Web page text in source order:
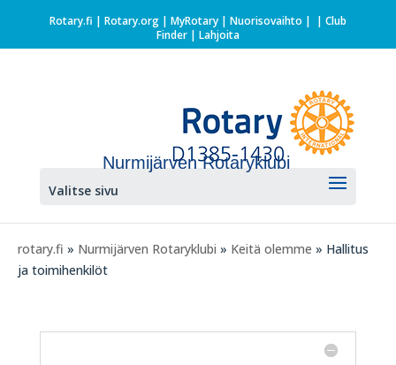
Rotary.fi | Rotary.org| MyRotary | Nuorisovaihto | | Club
Finder| Lahjoita
Nurmijärven Rotaryklubi
Valitse sivu
rotary.fi » Nurmijärven Rotaryklubi » Keitä olemme » Hallitus
ja toimihenkilöt